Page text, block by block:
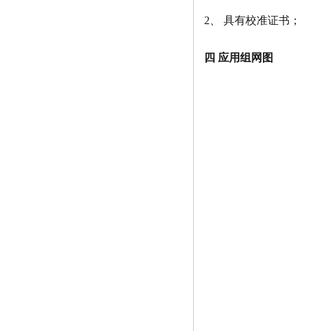
2、 具有校准证书；
四 应用组网图